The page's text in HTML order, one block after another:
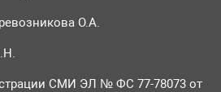
О.А.
СМИ ЭЛ № ФС 77-78073 от